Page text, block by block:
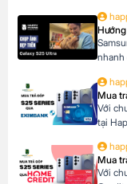
Với
này
nhanh
thông
cuộc
Mua
Với
tại
lựa
khả
Mua
Với